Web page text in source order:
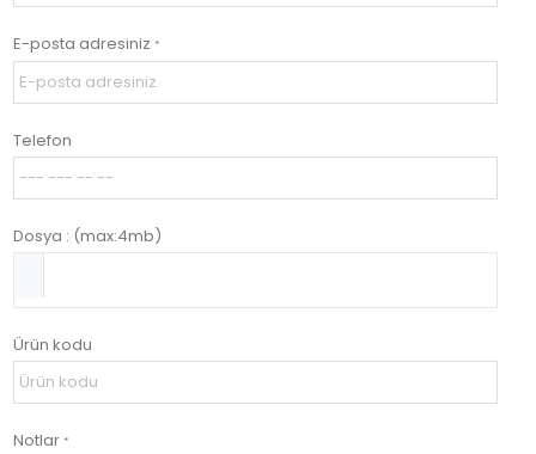
E-posta adresiniz *
Telefon
Dosya : (max:4mb)
Ürün kodu
Notlar *